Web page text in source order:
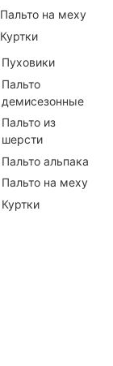
Пальто на меху
Куртки
Пуховики
Пальто
демисезонные
Пальто из
шерсти
Пальто альпака
Пальто на меху
Куртки